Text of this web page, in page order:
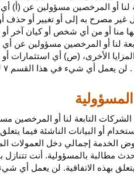
لنا أو المرخصين مسؤولين عن (أ)
غير مصرح به إلى أو تغيير أو حذف
منا أو من أي شخص أو كيان آخر
لنا أو المرخصين مسؤولين عن
الأخرى، (ص) أي استثمارات أو
. لن يعمل أي شيء في هذا القسم ۷
التابعة لنا أو المرخصين
أو البيانات الناشئة فيما
الخدمة إجمالي دخل
مطالبة بالمسؤولية. أنت
بهذه الاتفاقية. لن يعمل أي